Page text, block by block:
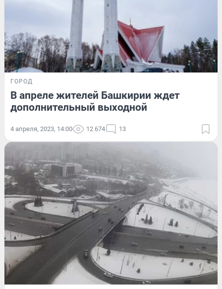
ГОРОД
В апреле жителей Башкирии ждет
дополнительный выходной
4 апреля, 2023, 14:00 12 674 13